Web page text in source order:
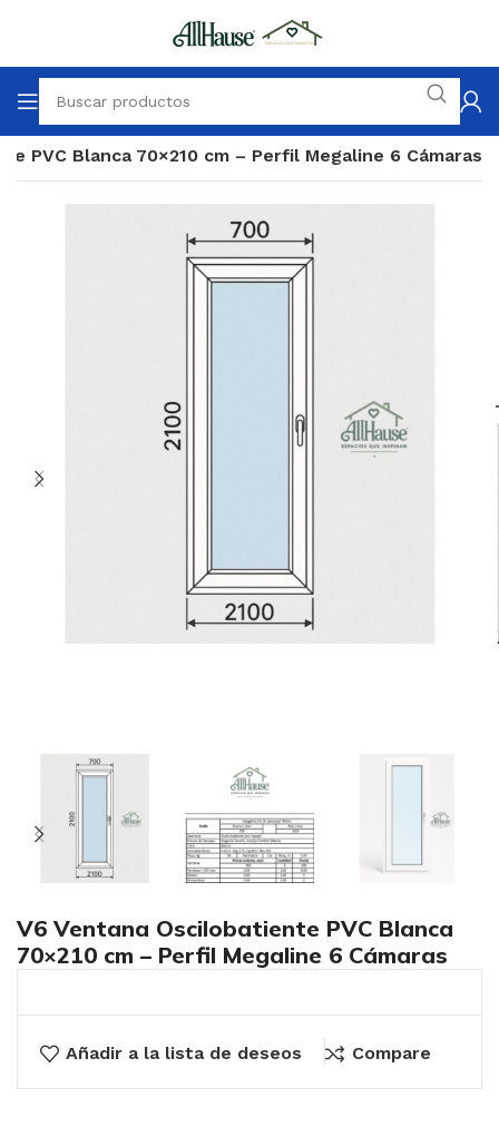
PVC Blanca 70×210 cm – Perfil Megaline 6 Cámaras
V6 Ventana Oscilobatiente PVC Blanca
70×210 cm – Perfil Megaline 6 Cámaras
Añadir a la lista de deseos Compare